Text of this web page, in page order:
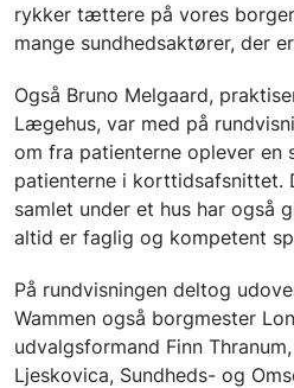
rykker tættere på vores
mange sundhedsaktører, der
Også Bruno Melgaard,
Lægehus, var med på
om fra patienterne oplever
patienterne i korttidsafsnittet.
samlet under et hus har også
altid er faglig og kompetent
På rundvisningen deltog
Wammen også borgmester
udvalgsformand Finn
Ljeskovica, Sundheds- og